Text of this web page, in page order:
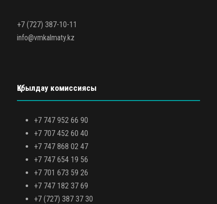
+7 (727) 387-10-11
info@vmkalmaty.kz
Қабылдау комиссиясы
+7 747 952 66 90
+7 707 452 60 40
+7 747 868 02 47
+7 747 654 19 56
+7 701 673 59 26
+7 747 182 37 69
+7 (727) 387 37 30